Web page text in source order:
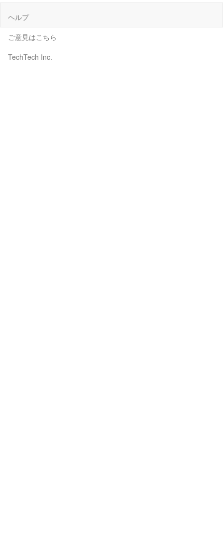
ヘルプ
ご意見はこちら
TechTech Inc.